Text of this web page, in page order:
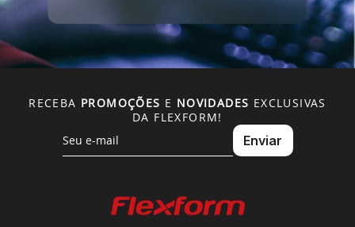
RECEBA PROMOÇÕES E NOVIDADES EXCLUSIVAS
DA FLEXFORM!